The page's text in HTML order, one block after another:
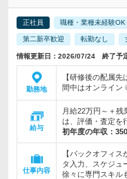
正社員 職種・業種未経験OK
第二新卒歓迎 転勤なし
情報更新日：2026/07/24 終了予
勤務地
【研修後の配属
間中はオンライン
給与
月給22万円～＋
は、評価・査定を
初年度の年収：
仕事内容
【バックオフィ
タ入力、スケジュ
徐々に専門スキル